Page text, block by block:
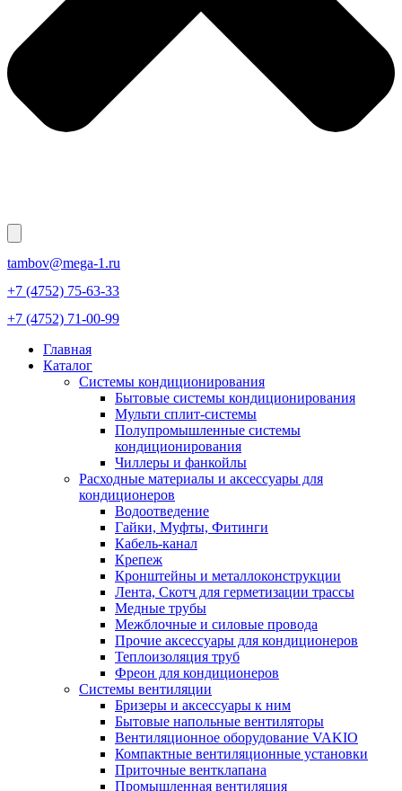
tambov@mega-1.ru
+7 (4752) 75-63-33
+7 (4752) 71-00-99
Главная
Каталог
Системы кондиционирования
Бытовые системы кондиционирования
Мульти сплит-системы
Полупромышленные системы
кондиционирования
Чиллеры и фанкойлы
Расходные материалы и аксессуары для
кондиционеров
Водоотведение
Гайки, Муфты, Фитинги
Кабель-канал
Крепеж
Кронштейны и металлоконструкции
Лента, Скотч для герметизации трассы
Медные трубы
Межблочные и силовые провода
Прочие аксессуары для кондиционеров
Теплоизоляция труб
Фреон для кондиционеров
Системы вентиляции
Бризеры и аксессуары к ним
Бытовые напольные вентиляторы
Вентиляционное оборудование VAKIO
Компактные вентиляционные установки
Приточные вентклапана
Промышленная вентиляция